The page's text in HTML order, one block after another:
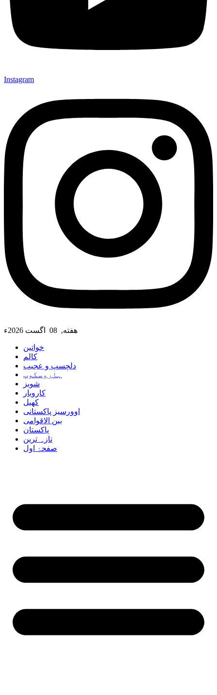
Instagram
هفته, 08 اگست 2026ء
خواتین
کالم
دلچسپ و عجیب
ہاروسکوپ
شوبز
کاروبار
کھیل
اوورسیز پاکستانی
بین الاقوامی
پاکستان
تازہ ترین
صفحۂ اول